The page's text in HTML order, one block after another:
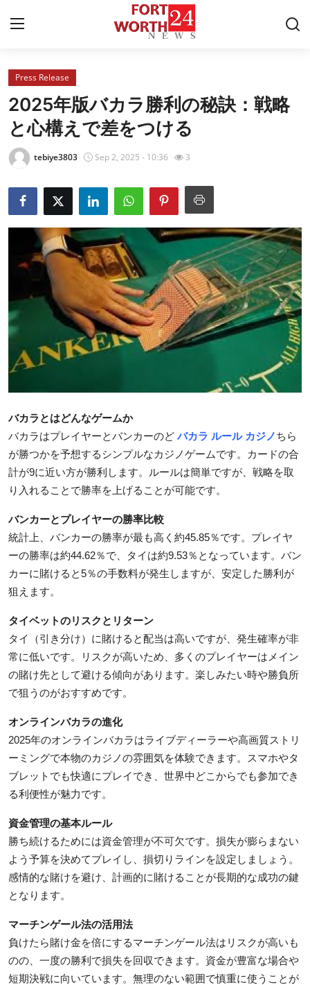
Home
Contact
Press Release
Privacy Policy
About
News Network
Submit Press Release
Health
Guest Posting
Advertise with US
Crypto
Business
Finance
Tech
Real Estate
General
Top 10
How To
Support Number
Press Release
2025年版バカラ勝利の秘訣：戦略
と心構えで差をつける
tebiye3803 Sep 2, 2025 - 10:36 3
バカラとはどんなゲームか
バカラはプレイヤーとバンカーのど バカラ ルール カジノちら
が勝つかを予想するシンプルなカジノゲームです。カードの合
計が9に近い方が勝利します。ルールは簡単ですが、戦略を取
り入れることで勝率を上げることが可能です。
バンカーとプレイヤーの勝率比較
統計上、バンカーの勝率が最も高く約45.85％です。プレイヤ
ーの勝率は約44.62％で、タイは約9.53％となっています。バン
カーに賭けると5％の手数料が発生しますが、安定した勝利が
狙えます。
タイベットのリスクとリターン
タイ（引き分け）に賭けると配当は高いですが、発生確率が非
常に低いです。リスクが高いため、多くのプレイヤーはメイン
の賭け先として避ける傾向があります。楽しみたい時や勝負所
で狙うのがおすすめです。
オンラインバカラの進化
2025年のオンラインバカラはライブディーラーや高画質ストリ
ーミングで本物のカジノの雰囲気を体験できます。スマホやタ
ブレットでも快適にプレイでき、世界中どこからでも参加でき
る利便性が魅力です。
資金管理の基本ルール
勝ち続けるためには資金管理が不可欠です。損失が膨らまない
よう予算を決めてプレイし、損切りラインを設定しましょう。
感情的な賭けを避け、計画的に賭けることが長期的な成功の鍵
となります。
マーチンゲール法の活用法
負けたら賭け金を倍にするマーチンゲール法はリスクが高いも
のの、一度の勝利で損失を回収できます。資金が豊富な場合や
短期決戦に向いています。無理のない範囲で慎重に使うことが